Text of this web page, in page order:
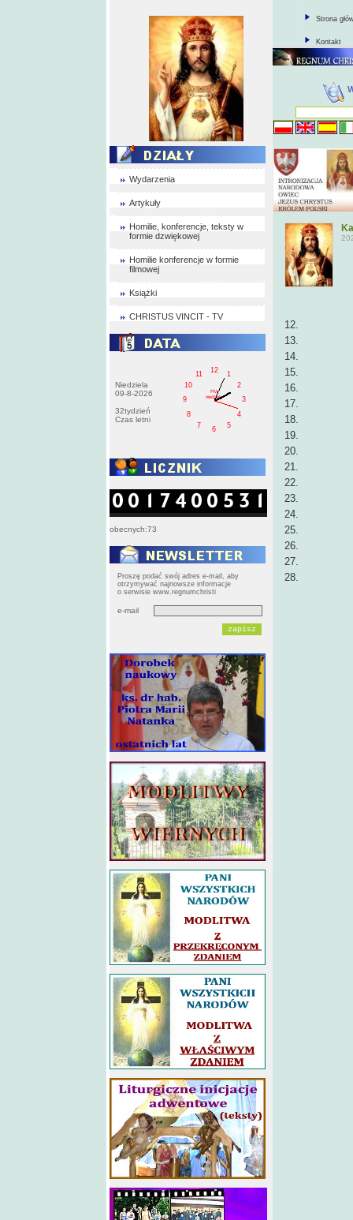
Wydarzenia
Artykuły
Homilie, konferencje, teksty w
formie dzwiękowej
Homilie konferencje w formie
filmowej
Książki
CHRISTUS VINCIT - TV
Niedziela
09-8-2026
32tydzień
Czas letni
1
2
3
4
5
6
7
8
9
10
11
12
PM
niedziela
obecnych:73
Proszę podać swój adres e-mail, aby
otrzymywać najnowsze informacje
o serwisie www.regnumchristi
e-mail
Strona
Kontakt
12. ks.
13. ks.
14. ks.
15. ks.
16. ks.
17. ks.
18. ks.
19. ks.
20. ks.
21. ks.
22. ks.
23. ks.
24. ks.
25. ks.
26. ks.
27. ks.
28. ks.